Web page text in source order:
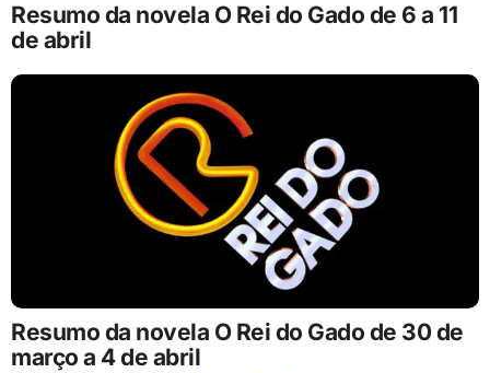
Resumo da novela O Rei do Gado de 6 a 11
de abril
Resumo da novela O Rei do Gado de 30 de
março a 4 de abril